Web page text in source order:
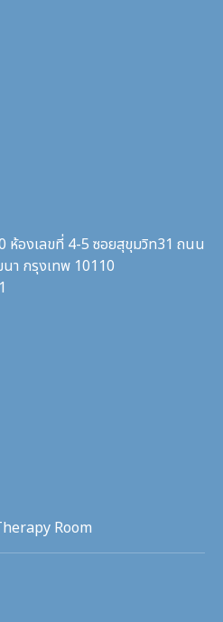
ห้องเลขที่ 4-5 ซอยสุขุมวิท31 ถนน
า กรุงเทพ 10110
Room